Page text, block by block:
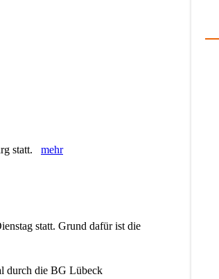
statt. mehr
statt. Grund dafür ist die
durch die BG Lübeck